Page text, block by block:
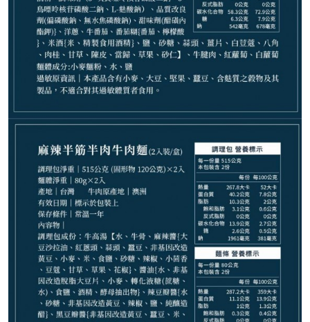
NT$350NT$ 500
7折
規格
珍珠鮑干貝乾拌麵 1入裝 椒燥味噌乾拌麵 2入裝
和牛肉燥乾拌麵 2入裝 麻辣鴨血臭豆腐寬粉 2入裝
麻辣四喜寬粉 2入裝 豚骨拉麵 2入裝 紅燒牛肉麵 2入裝